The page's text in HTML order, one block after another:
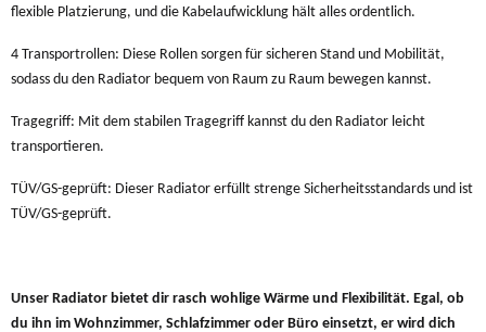
flexible Platzierung, und die Kabelaufwicklung hält alles ordentlich.
4 Transportrollen: Diese Rollen sorgen für sicheren Stand und Mobilität,
sodass du den Radiator bequem von Raum zu Raum bewegen kannst.
Tragegriff: Mit dem stabilen Tragegriff kannst du den Radiator leicht
transportieren.
TÜV/GS-geprüft: Dieser Radiator erfüllt strenge Sicherheitsstandards und ist
TÜV/GS-geprüft.
Unser Radiator bietet dir rasch wohlige Wärme und Flexibilität. Egal, ob
du ihn im Wohnzimmer, Schlafzimmer oder Büro einsetzt, er wird dich